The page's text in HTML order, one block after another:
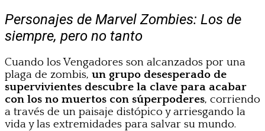
Personajes de Marvel Zombies: Los de
siempre, pero no tanto
Cuando los Vengadores son alcanzados por una
plaga de zombis, un grupo desesperado de
supervivientes descubre la clave para acabar
con los no muertos con súperpoderes, corriendo
a través de un paisaje distópico y arriesgando la
vida y las extremidades para salvar su mundo.